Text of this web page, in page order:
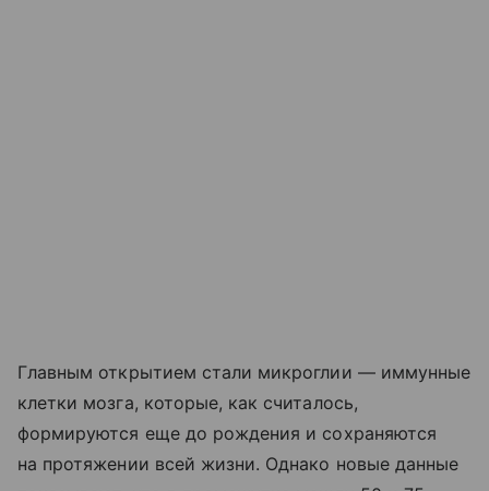
Главным открытием стали микроглии — иммунные
клетки мозга, которые, как считалось,
формируются еще до рождения и сохраняются
на протяжении всей жизни. Однако новые данные